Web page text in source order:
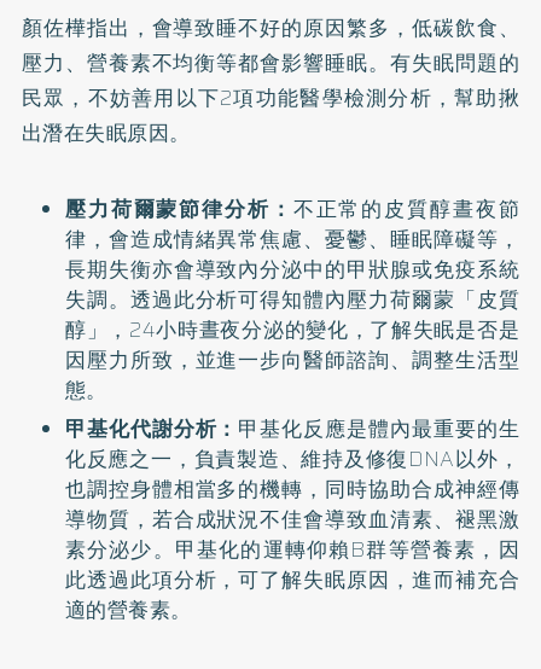
顏佐樺指出，會導致睡不好的原因繁多，低碳飲食、
壓力、營養素不均衡等都會影響睡眠。有失眠問題的
民眾，不妨善用以下2項功能醫學檢測分析，幫助揪
出潛在失眠原因。
壓力荷爾蒙節律分析： 不正常的皮質醇晝夜節
律，會造成情緒異常焦慮、憂鬱、睡眠障礙等，
長期失衡亦會導致內分泌中的甲狀腺或免疫系統
失調。透過此分析可得知體內壓力荷爾蒙「皮質
醇」，24小時晝夜分泌的變化，了解失眠是否是
因壓力所致，並進一步向醫師諮詢、調整生活型
態。
甲基化代謝分析： 甲基化反應是體內最重要的生
化反應之一，負責製造、維持及修復DNA以外，
也調控身體相當多的機轉，同時協助合成神經傳
導物質，若合成狀況不佳會導致血清素、褪黑激
素分泌少。甲基化的運轉仰賴B群等營養素，因
此透過此項分析，可了解失眠原因，進而補充合
適的營養素。